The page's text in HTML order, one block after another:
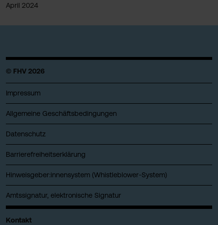
April 2024
© FHV 2026
Impressum
Allgemeine Geschäftsbedingungen
Datenschutz
Barrierefreiheitserklärung
Hinweisgeber:innensystem (Whistleblower-System)
Amtssignatur, elektronische Signatur
Kontakt